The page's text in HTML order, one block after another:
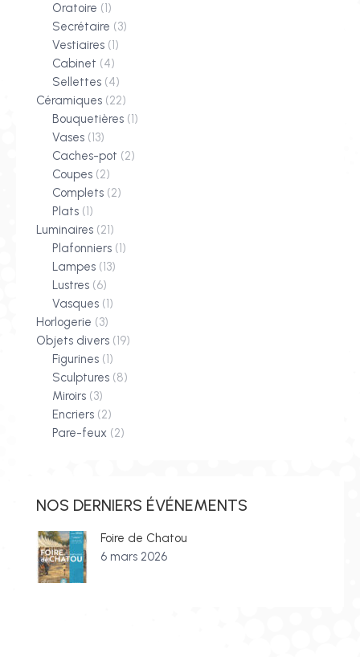
Oratoire (1)
Secrétaire (3)
Vestiaires (1)
Cabinet (4)
Sellettes (4)
Céramiques (22)
Bouquetières (1)
Vases (13)
Caches-pot (2)
Coupes (2)
Complets (2)
Plats (1)
Luminaires (21)
Plafonniers (1)
Lampes (13)
Lustres (6)
Vasques (1)
Horlogerie (3)
Objets divers (19)
Figurines (1)
Sculptures (8)
Miroirs (3)
Encriers (2)
Pare-feux (2)
NOS DERNIERS ÉVÉNEMENTS
Foire de Chatou
6 mars 2026